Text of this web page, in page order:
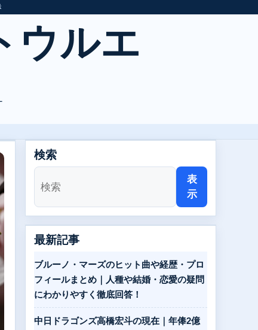
ウルエ
検索
表
示
最新記事
ブルーノ・マーズのヒット曲や経歴・プロ
フィールまとめ｜人種や結婚・恋愛の疑問
にわかりやすく徹底回答！
中日ドラゴンズ高橋宏斗の現在｜年俸2億